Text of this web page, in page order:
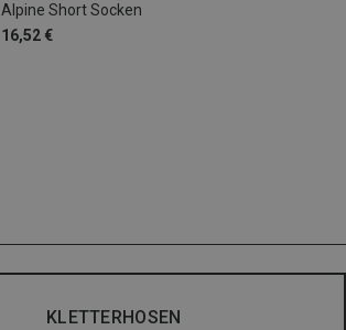
Alpine Short Socken
16,52 €
KLETTERHOSEN